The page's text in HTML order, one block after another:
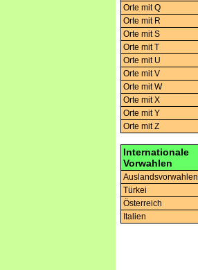
Orte mit Q
Orte mit R
Orte mit S
Orte mit T
Orte mit U
Orte mit V
Orte mit W
Orte mit X
Orte mit Y
Orte mit Z
Internationale
Vorwahlen
Auslandsvorwahlen
Türkei
Österreich
Italien